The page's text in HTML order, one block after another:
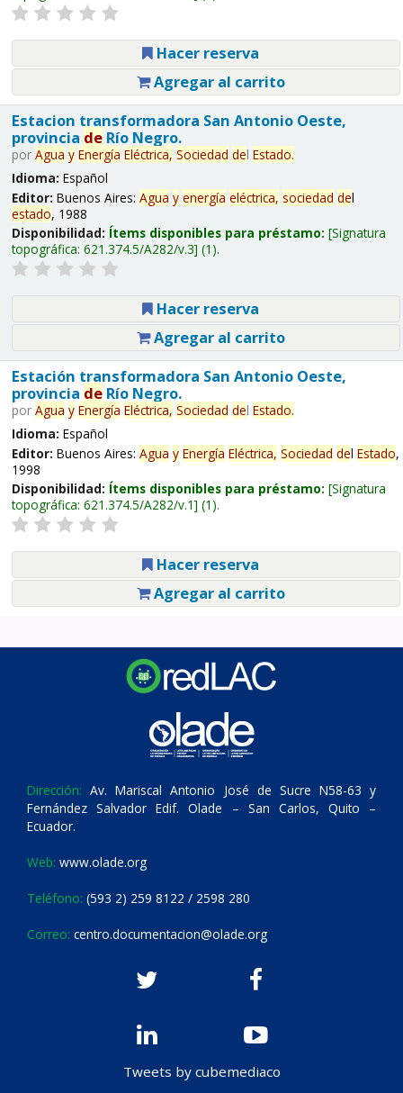
Hacer reserva
Agregar al carrito
Estacion transformadora San Antonio Oeste,
provincia deRío Negro.
por Agua y Energía Eléctrica, Sociedad del Estado.
Idioma: Español
Editor: Buenos Aires: Agua y energía eléctrica, sociedad del
estado, 1988
Disponibilidad: Ítems disponibles para préstamo: Signatura
topográfica: 621.374.5/A282/v.3 (1).
Hacer reserva
Agregar al carrito
Estación transformadora San Antonio Oeste,
provincia deRío Negro.
por Agua y Energía Eléctrica, Sociedad del Estado.
Idioma: Español
Editor: Buenos Aires: Agua y Energía Eléctrica, Sociedad del Estado,
1998
Disponibilidad: Ítems disponibles para préstamo: Signatura
topográfica: 621.374.5/A282/v.1 (1).
Hacer reserva
Agregar al carrito
Dirección: Av. Mariscal Antonio José de Sucre N58-63 y
Fernández Salvador Edif. Olade – San Carlos, Quito –
Ecuador.
Web: www.olade.org
Teléfono: (593 2) 259 8122 / 2598 280
Correo: centro.documentacion@olade.org
Tweets by cubemediaco